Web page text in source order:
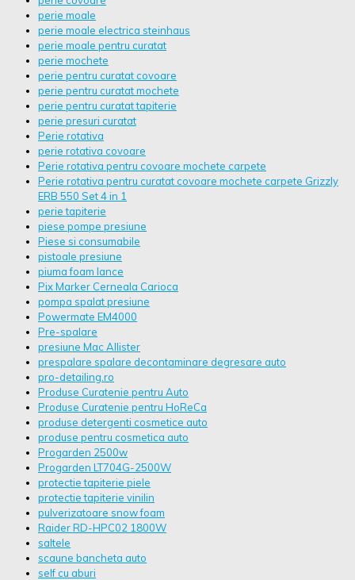
perie moale
perie moale electrica steinhaus
perie moale pentru curatat
perie mochete
perie pentru curatat covoare
perie pentru curatat mochete
perie pentru curatat tapiterie
perie presuri curatat
Perie rotativa
perie rotativa covoare
Perie rotativa pentru covoare mochete carpete
Perie rotativa pentru curatat covoare mochete carpete Grizzly
ERB 550 Set 4 in 1
perie tapiterie
piese pompe presiune
Piese si consumabile
pistoale presiune
piuma foam lance
Pix Marker Cerneala Carioca
pompa spalat presiune
Powermate EM4000
Pre-spalare
presiune Mac Allister
prespalare spalare decontaminare degresare auto
pro-detailing.ro
Produse Curatenie pentru Auto
Produse Curatenie pentru HoReCa
produse detergenti cosmetice auto
produse pentru cosmetica auto
Progarden 2500w
Progarden LT704G-2500W
protectie tapiterie piele
protectie tapiterie vinilin
pulverizatoare snow foam
Raider RD-HPC02 1800W
saltele
scaune bancheta auto
self cu aburi